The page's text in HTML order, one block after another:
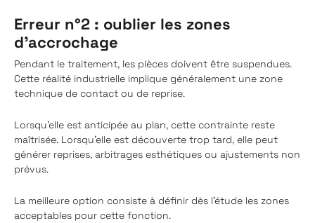
Erreur n°2 : oublier les zones
d'accrochage
Pendant le traitement, les pièces doivent être suspendues.
Cette réalité industrielle implique généralement une zone
technique de contact ou de reprise.
Lorsqu’elle est anticipée au plan, cette contrainte reste
maîtrisée. Lorsqu’elle est découverte trop tard, elle peut
générer reprises, arbitrages esthétiques ou ajustements non
prévus.
La meilleure option consiste à définir dès l’étude les zones
acceptables pour cette fonction.